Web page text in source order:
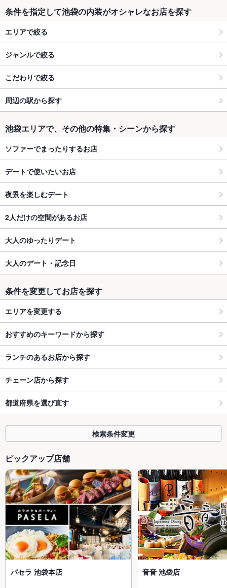
条件を指定して池袋の内装がオシャレなお店を探す
エリアで絞る
ジャンルで絞る
こだわりで絞る
周辺の駅から探す
池袋エリアで、その他の特集・シーンから探す
ソファーでまったりするお店
デートで使いたいお店
夜景を楽しむデート
2人だけの空間があるお店
大人のゆったりデート
大人のデート・記念日
条件を変更してお店を探す
エリアを変更する
おすすめのキーワードから探す
ランチのあるお店から探す
チェーン店から探す
都道府県を選び直す
検索条件変更
ピックアップ店舗
パセラ 池袋本店 音音 池袋店